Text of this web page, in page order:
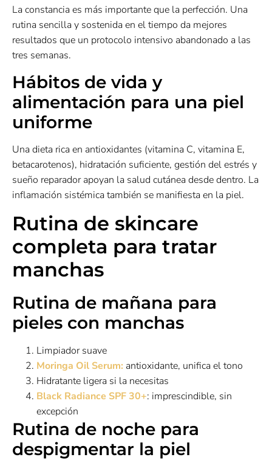
La constancia es más importante que la perfección. Una
rutina sencilla y sostenida en el tiempo da mejores
resultados que un protocolo intensivo abandonado a las
tres semanas.
Hábitos de vida y
alimentación para una piel
uniforme
Una dieta rica en antioxidantes (vitamina C, vitamina E,
betacarotenos), hidratación suficiente, gestión del estrés y
sueño reparador apoyan la salud cutánea desde dentro. La
inflamación sistémica también se manifiesta en la piel.
Rutina de skincare
completa para tratar
manchas
Rutina de mañana para
pieles con manchas
Limpiador suave
Moringa Oil Serum: antioxidante, unifica el tono
Hidratante ligera si la necesitas
Black Radiance SPF 30+: imprescindible, sin
excepción
Rutina de noche para
despigmentar la piel